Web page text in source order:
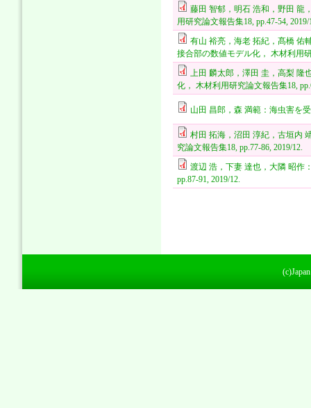
藤田 智郁，明石 浩和，野田 龍
用研究論文報告集18, pp.47-54, 2019/
有山 裕亮，海老 拓紀，髙橋 佑
接合部の数値モデル化， 木材利用
上田 麟太郎，澤田 圭，高梨
化， 木材利用研究論文報告集18,
山田 昌郎，森 満範：海虫害を
村田 拓海，沼田 淳紀，古垣内
究論文報告集18, pp.77-86, 2019/12.
渡辺 浩，下妻 達也，大隣 昭作
pp.87-91, 2019/12.